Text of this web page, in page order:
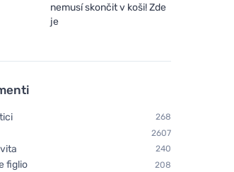
nemusí skončit v koši! Zde
je
268
2607
240
figlio 208